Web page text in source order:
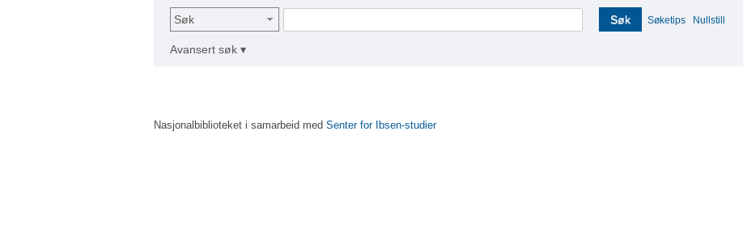
Søk Søk Søketips Nullstill
Avansert søk ▾
Nasjonalbiblioteket i samarbeid med Senter for Ibsen-studier